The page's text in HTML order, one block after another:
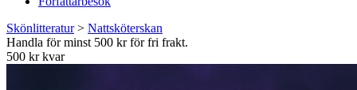
Skönlitteratur> Nattsköterskan
Handla för minst 500 kr för fri frakt.
500 kr kvar